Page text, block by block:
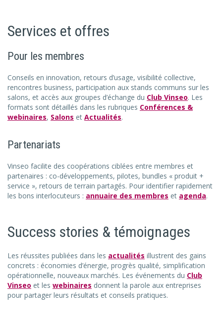
Services et offres
Pour les membres
Conseils en innovation, retours d’usage, visibilité collective,
rencontres business, participation aux stands communs sur les
salons, et accès aux groupes d’échange du Club Vinseo. Les
formats sont détaillés dans les rubriques Conférences &
webinaires, Salons et Actualités.
Partenariats
Vinseo facilite des coopérations ciblées entre membres et
partenaires : co-développements, pilotes, bundles « produit +
service », retours de terrain partagés. Pour identifier rapidement
les bons interlocuteurs : annuaire des membres et agenda.
Success stories & témoignages
Les réussites publiées dans les actualités illustrent des gains
concrets : économies d’énergie, progrès qualité, simplification
opérationnelle, nouveaux marchés. Les événements du Club
Vinseo et les webinaires donnent la parole aux entreprises
pour partager leurs résultats et conseils pratiques.